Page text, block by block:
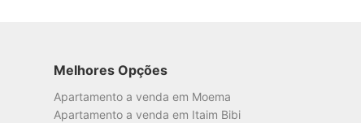
Melhores Opções
Apartamento a venda em Moema
Apartamento a venda em Itaim Bibi